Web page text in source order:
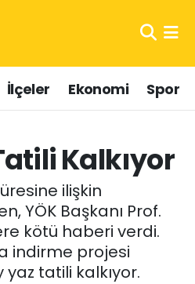
İlçeler Ekonomi Spor
Kalkıyor
ilişkin
YÖK Başkanı Prof.
kötü haberi verdi.
indirme projesi
tatili kalkıyor.
ve Fikstür